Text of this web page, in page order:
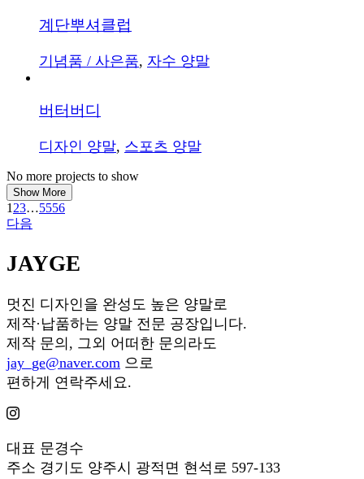
계단뿌셔클럽
기념품 / 사은품, 자수 양말
버터버디
디자인 양말, 스포츠 양말
No more projects to show
Show More
1 23…5556
다음
JAYGE
멋진 디자인을 완성도 높은 양말로
제작·납품하는 양말 전문 공장입니다.
제작 문의, 그외 어떠한 문의라도
jay_ge@naver.com 으로
편하게 연락주세요.
대표 문경수
주소 경기도 양주시 광적면 현석로 597-133